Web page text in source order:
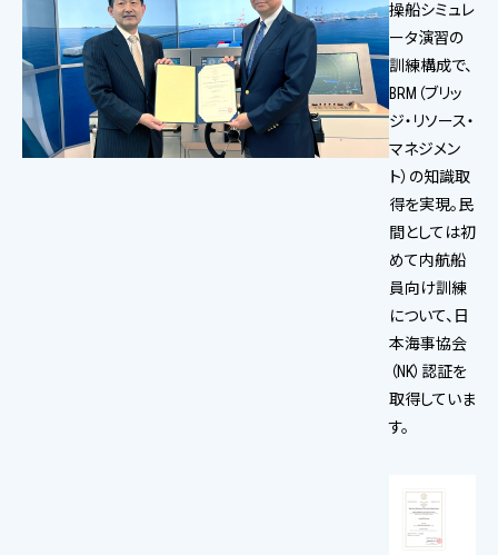
操船シミュレ
ータ演習の
訓練構成で、
BRM（ブリッ
ジ・リソース・
マネジメン
ト）の知識取
得を実現。民
間としては初
めて内航船
員向け訓練
について、日
本海事協会
（NK）認証を
取得していま
す。